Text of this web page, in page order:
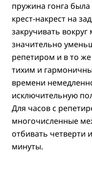
пружина гонга
крест-накрест на
закручивать
значительно
репетиром и в то
тихим и
времени
исключительную
Для часов с
многочисленные
отбивать четверти
минуты.